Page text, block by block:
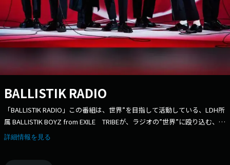
BALLISTIK RADIO
「BALLISTIK RADIO」この番組は、世界”を目指して活動している、LDH所
属 BALLISTIK BOYZ from EXILE TRIBEが、ラジオの”世界”に殴り込む、初
のレギュラーラジオプログラム！ どんな内容にもNG無しで変幻自在に全
詳細情報を見る